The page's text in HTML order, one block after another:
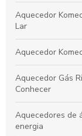
Aquecedor
Lar
Aquecedor
Aquecedor Gás
Conhecer
Aquecedores de
energia